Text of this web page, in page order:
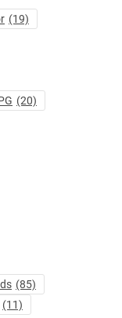
(19)
(20)
(85)
(11)